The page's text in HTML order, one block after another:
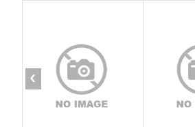
‹